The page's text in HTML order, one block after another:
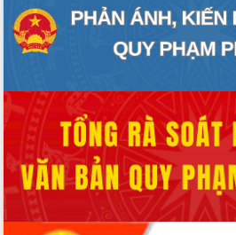
trao đổi thông tin trước Kỳ họp thứ
nhất, Quốc hội khóa XVI
Quyết liệt cải cách hành chính, khơi
Nâng cao hiệu lực, hiệu quả HĐND
tỉnh thông qua hiện đại hóa hành chính
Xã Ea Phê gắn cải cách hành chính với
chuyển đổi số
Phó Chủ tịch Thường trực UBND tỉnh
Hồ Thị Nguyên Thảo làm việc tại Trung
tâm Phục vụ hành chính công xã Ea
Phê